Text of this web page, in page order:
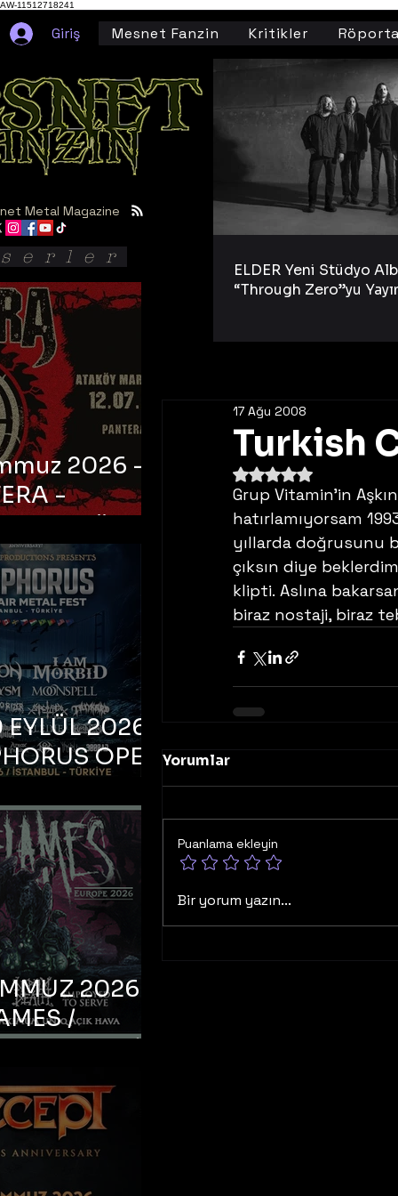
AW-11512718241
Giriş Mesnet Fanzin Kritikler
Turkish
17 Ağu 2008
5 üzerinden NaN yıldız
Grup Vitamin’in
hatırlamıyorsam
yıllarda doğrusunu
çıksın diye
klipti. Aslına
biraz nostaji, biraz
Yorumlar
Puanlama ekleyin
Bir yorum yazın...
Metal Magazine
ELDER Yeni Stüdyo
“Through Zero”yu
2026 -
-
Ataköy
Arena
2026 –
OPEN
FEST
2026 –
/
DEATH /
– İstanbul,
Uniq